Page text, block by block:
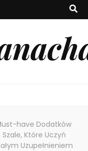
have Dodatków
Które Uczyń
Uzupełnieniem